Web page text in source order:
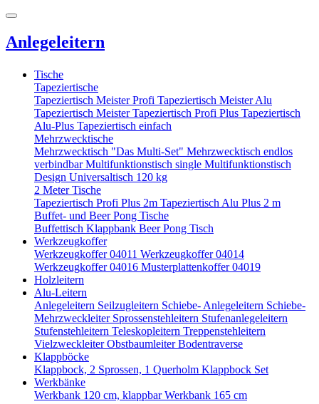
Anlegeleitern
Tische
Tapeziertische
Tapeziertisch Meister Profi Tapeziertisch Meister Alu
Tapeziertisch MeisterTapeziertisch Profi Plus Tapeziertisch
Alu-Plus Tapeziertisch einfach
Mehrzwecktische
Mehrzwecktisch "Das Multi-Set" Mehrzwecktisch endlos
verbindbarMultifunktionstisch single Multifunktionstisch
Design Universaltisch 120 kg
2 Meter Tische
Tapeziertisch Profi Plus 2m Tapeziertisch Alu Plus 2 m
Buffet- und Beer Pong Tische
Buffettisch Klappbank Beer Pong Tisch
Werkzeugkoffer
Werkzeugkoffer 04011 Werkzeugkoffer 04014
Werkzeugkoffer 04016 Musterplattenkoffer 04019
Holzleitern
Alu-Leitern
Anlegeleitern Seilzugleitern Schiebe- Anlegeleitern Schiebe-
Mehrzweckleiter Sprossenstehleitern Stufenanlegeleitern
Stufenstehleitern Teleskopleitern Treppenstehleitern
VielzweckleiterObstbaumleiterBodentraverse
Klappböcke
Klappbock, 2 Sprossen, 1 Querholm Klappbock Set
Werkbänke
Werkbank 120 cm, klappbarWerkbank 165 cm